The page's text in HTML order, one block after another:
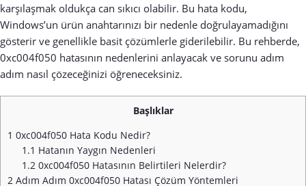
karşılaşmak oldukça can sıkıcı olabilir. Bu hata kodu,
Windows’un ürün anahtarınızı bir nedenle doğrulayamadığını
gösterir ve genellikle basit çözümlerle giderilebilir. Bu rehberde,
0xc004f050 hatasının nedenlerini anlayacak ve sorunu adım
adım nasıl çözeceğinizi öğreneceksiniz.
Başlıklar
1 0xc004f050 Hata Kodu Nedir?
1.1 Hatanın Yaygın Nedenleri
1.2 0xc004f050 Hatasının Belirtileri Nelerdir?
2 Adım Adım 0xc004f050 Hatası Çözüm Yöntemleri